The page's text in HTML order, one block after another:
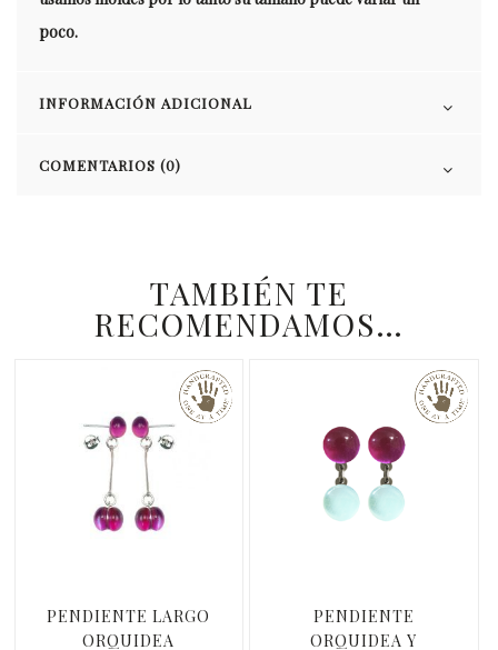
poco.
INFORMACIÓN ADICIONAL
COMENTARIOS (0)
TAMBIÉN TE
RECOMENDAMOS…
PENDIENTE LARGO
ORQUIDEA
PENDIENTE
ORQUIDEA Y